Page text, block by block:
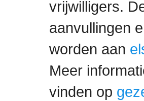
vrijwilligers.
aanvullingen
worden aan
Meer
vinden op